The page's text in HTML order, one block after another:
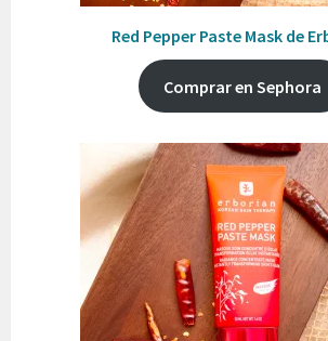
Red Pepper Paste Mask de
Comprar en Sephora